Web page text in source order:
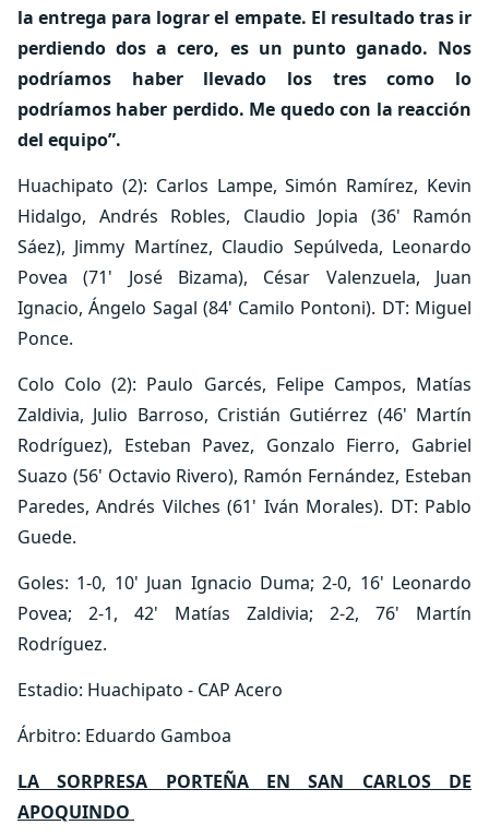
la entrega para lograr el empate. El resultado tras ir
perdiendo dos a cero, es un punto ganado. Nos
podríamos haber llevado los tres como lo
podríamos haber perdido. Me quedo con la reacción
del equipo”.
Huachipato (2): Carlos Lampe, Simón Ramírez, Kevin
Hidalgo, Andrés Robles, Claudio Jopia (36' Ramón
Sáez), Jimmy Martínez, Claudio Sepúlveda, Leonardo
Povea (71' José Bizama), César Valenzuela, Juan
Ignacio, Ángelo Sagal (84' Camilo Pontoni). DT: Miguel
Ponce.
Colo Colo (2): Paulo Garcés, Felipe Campos, Matías
Zaldivia, Julio Barroso, Cristián Gutiérrez (46' Martín
Rodríguez), Esteban Pavez, Gonzalo Fierro, Gabriel
Suazo (56' Octavio Rivero), Ramón Fernández, Esteban
Paredes, Andrés Vilches (61' Iván Morales). DT: Pablo
Guede.
Goles: 1-0, 10' Juan Ignacio Duma; 2-0, 16' Leonardo
Povea; 2-1, 42' Matías Zaldivia; 2-2, 76' Martín
Rodríguez.
Estadio: Huachipato - CAP Acero
Árbitro: Eduardo Gamboa
LA SORPRESA PORTEÑA EN SAN CARLOS DE
APOQUINDO